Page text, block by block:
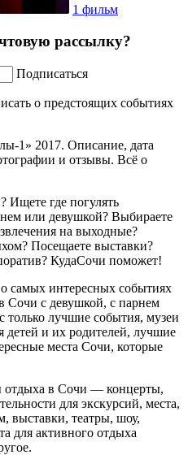
1 фильм
рассылку?
Подписаться
о предстоящих событиях
1» 2017. Описание, дата
и отзывы. Всё о
Ищете где погулять
или девушкой? Выбираете
на выходные?
Посещаете выставки?
КудаСочи поможет!
самых интересных событиях
Сочи с девушкой, с парнем
лучшие события, музеи
и их родителей, лучшие
места Сочи, которые
в Сочи — концерты,
для экскурсий, места,
выставки, театры, шоу,
для активного отдыха